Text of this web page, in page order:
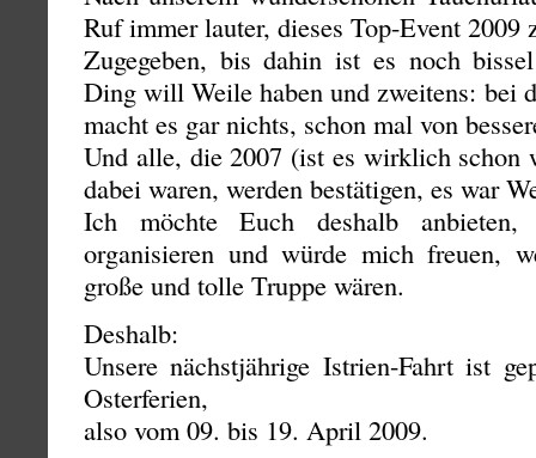
Ruf immer lauter, dieses Top-Event 2009
Zugegeben, bis dahin ist es noch
Ding will Weile haben und zweitens: bei
macht es gar nichts, schon mal von
Und alle, die 2007 (ist es wirklich schon
dabei waren, werden bestätigen, es war
Ich möchte Euch deshalb
organisieren und würde mich freuen,
große und tolle Truppe wären.
Deshalb:
Unsere nächstjährige Istrien-Fahrt ist
Osterferien,
also vom 09. bis 19. April 2009.